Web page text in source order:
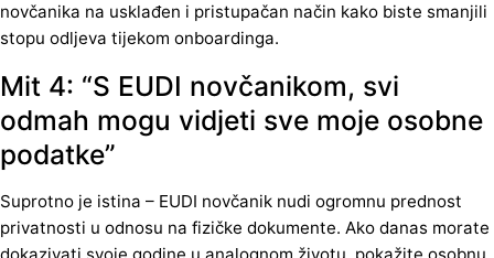
novčanika na usklađen i pristupačan način kako biste smanjili
stopu odljeva tijekom onboardinga.
Mit 4: “S EUDI novčanikom, svi
odmah mogu vidjeti sve moje osobne
podatke”
Suprotno je istina – EUDI novčanik nudi ogromnu prednost
privatnosti u odnosu na fizičke dokumente. Ako danas morate